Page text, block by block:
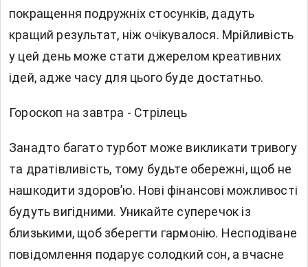
покращення подружніх стосунків, дадуть
кращий результат, ніж очікувалося. Мрійливість
у цей день може стати джерелом креативних
ідей, адже часу для цього буде достатньо.
Гороскоп на завтра - Стрілець
Занадто багато турбот може викликати тривогу
та дратівливість, тому будьте обережні, щоб не
нашкодити здоров’ю. Нові фінансові можливості
будуть вигідними. Уникайте суперечок із
близькими, щоб зберегти гармонію. Несподіване
повідомлення подарує солодкий сон, а вчасне